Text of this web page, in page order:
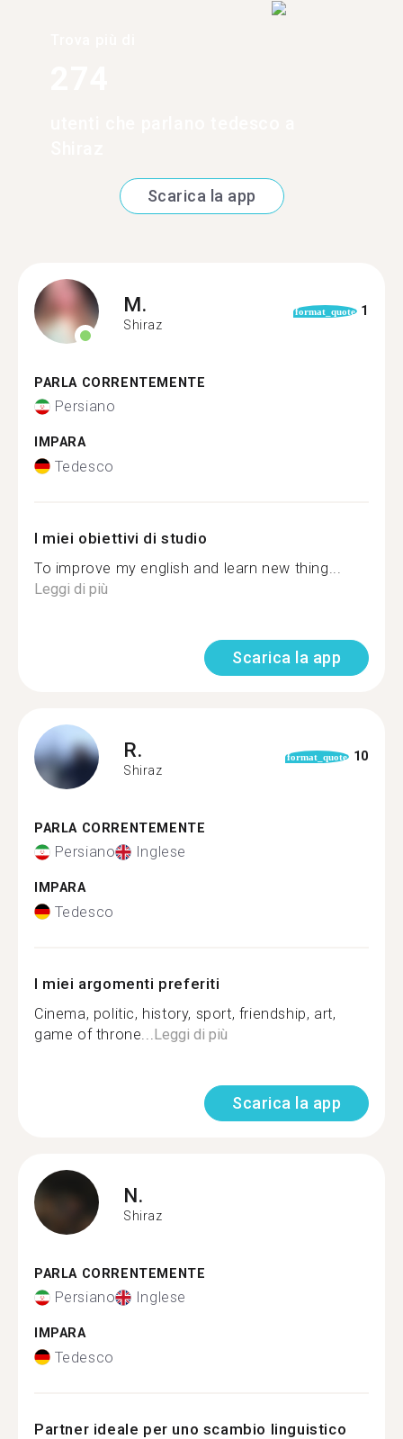
Scarica la app
M.
Shiraz
format_quote 1
PARLA CORRENTEMENTE
Persiano
IMPARA
Tedesco
I miei obiettivi di studio
To improve my english and learn new thing...
Leggi di più
Scarica la app
R.
Shiraz
format_quote 10
PARLA CORRENTEMENTE
Persiano Inglese
IMPARA
Tedesco
I miei argomenti preferiti
Cinema, politic, history, sport, friendship, art,
game of throne... Leggi di più
Scarica la app
N.
Shiraz
PARLA CORRENTEMENTE
Persiano Inglese
IMPARA
Tedesco
Partner ideale per uno scambio linguistico